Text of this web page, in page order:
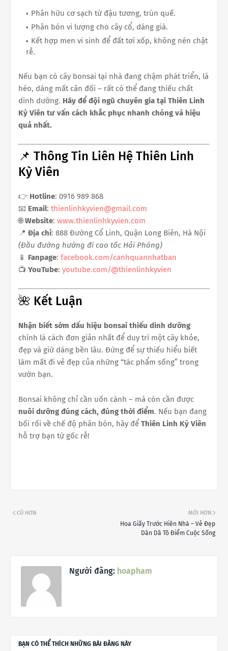
Phân hữu cơ sạch từ đậu tương, trùn quế.
Phân bón vi lượng cho cây cổ, dáng già.
Kết hợp men vi sinh để đất tơi xốp, không nén chặt
rễ.
Nếu bạn có cây bonsai tại nhà đang chậm phát triển, lá
héo, dáng mất cân đối – rất có thể đang thiếu chất
dinh dưỡng. Hãy để đội ngũ chuyên gia tại Thiên Linh
Kỳ Viên tư vấn cách khắc phục nhanh chóng và hiệu
quả nhất.
📌 Thông Tin Liên Hệ Thiên Linh
Kỳ Viên
👉 Hotline: 0916 989 868
📧 Email: thienlinhkyvien@gmail.com
🌐Website: www.thienlinhkyvien.com
📍 Địa chỉ: 888 Đường Cổ Linh, Quận Long Biên, Hà Nội
(Đầu đường hướng đi cao tốc Hải Phòng)
📱 Fanpage: facebook.com/canhquannhatban
📺 YouTube: youtube.com/@thienlinhkyvien
🌺 Kết Luận
Nhận biết sớm dấu hiệu bonsai thiếu dinh dưỡng
chính là cách đơn giản nhất để duy trì một cây khỏe,
đẹp và giữ dáng bền lâu. Đừng để sự thiếu hiểu biết
làm mất đi vẻ đẹp của những “tác phẩm sống” trong
vườn bạn.
Bonsai không chỉ cần uốn cành – mà còn cần được
nuôi dưỡng đúng cách, đúng thời điểm. Nếu bạn đang
bối rối về chế độ phân bón, hãy để Thiên Linh Kỳ Viên
hỗ trợ bạn từ gốc rễ!
MỚI HƠN
Hoa Giấy Trước Hiên Nhà – Vẻ Đẹp
Dân Dã Tô Điểm Cuộc Sống
CŨ HƠN
Người đăng: hoapham
BẠN CÓ THỂ THÍCH NHỮNG BÀI ĐĂNG NÀY